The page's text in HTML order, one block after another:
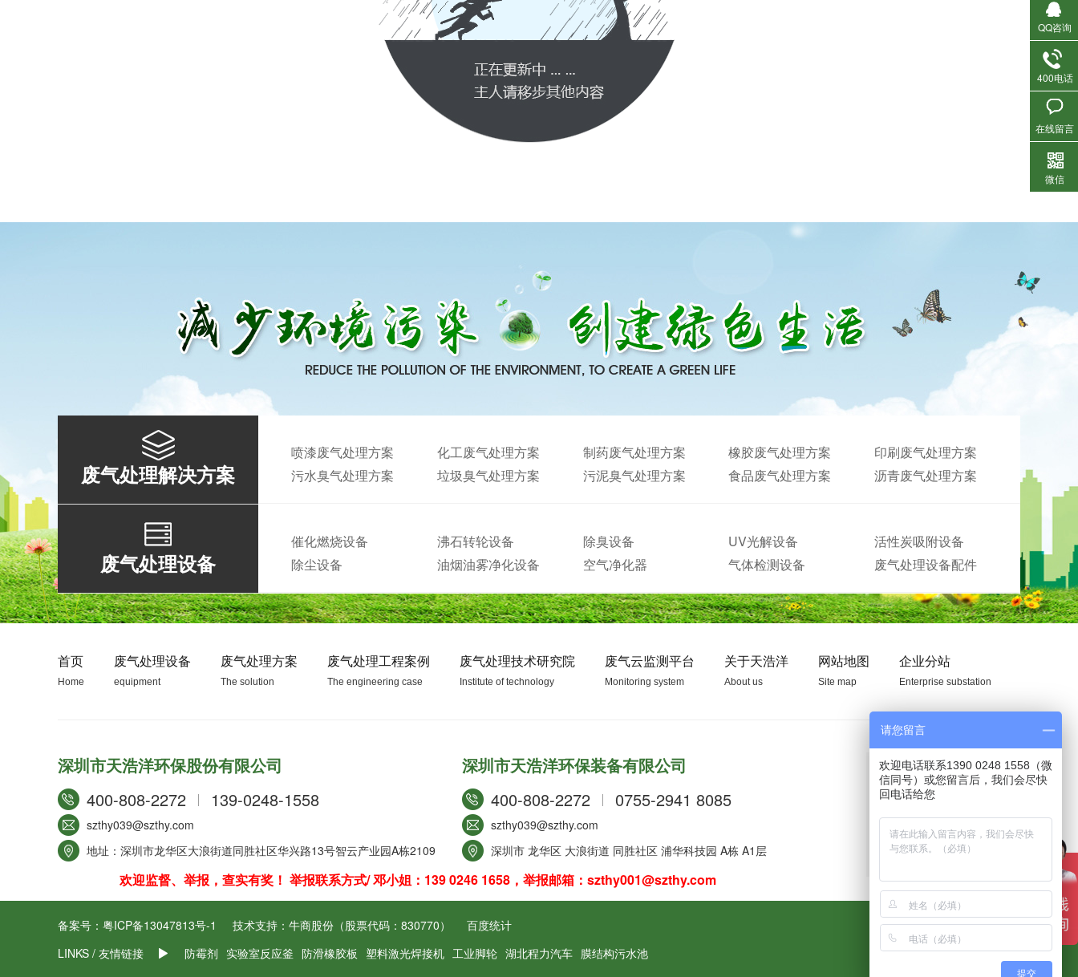
废气处理解决方案
喷漆废气处理方案 化工废气处理方案 制药废气处理方案 橡胶废气处理方案
印刷废气处理方案
污水臭气处理方案
垃圾臭气处理方案 污泥臭气处理方案 食品废气处理方案 沥青废气处理方案
废气处理设备
催化燃烧设备 沸石转轮设备 除臭设备 UV光解设备
活性炭吸附设备
除尘设备
油烟油雾净化设备 空气净化器 气体检测设备 废气处理设备配件
首页
Home
废气处理设备
equipment
废气处理方案
The solution
废气处理工程案例
The engineering case
废气处理技术研究院
Institute of technology
废气云监测平台
Monitoring system
关于天浩洋
About us
网站地图
Site map
企业分站
Enterprise substation
深圳市天浩洋环保股份有限公司
400-808-2272
139-0248-1558
szthy039@szthy.com
地址：深圳市龙华区大浪街道同胜社区华兴路13号智云产业园A栋2109
深圳市天浩洋环保装备有限公司
400-808-2272
0755-2941 8085
szthy039@szthy.com
深圳市 龙华区 大浪街道 同胜社区 浦华科技园 A栋 A1层
欢迎监督、举报，查实有奖！ 举报联系方式/ 邓小姐：139 0246 1658，举报邮箱：szthy001@szthy.com
备案号： 粤ICP备13047813号-1 技术支持： 牛商股份（股票代码：830770）
百度统计
LINKS / 友情链接
防霉剂 实验室反应釜 防滑橡胶板 塑料激光焊接机 工业脚轮 湖北程力汽车 膜结构污水池
QQ咨询
400电话
在线留言
微信
请您留言
欢迎电话联系1390 0248 1558（微
信同号）或您留言后，我们会尽快
提交